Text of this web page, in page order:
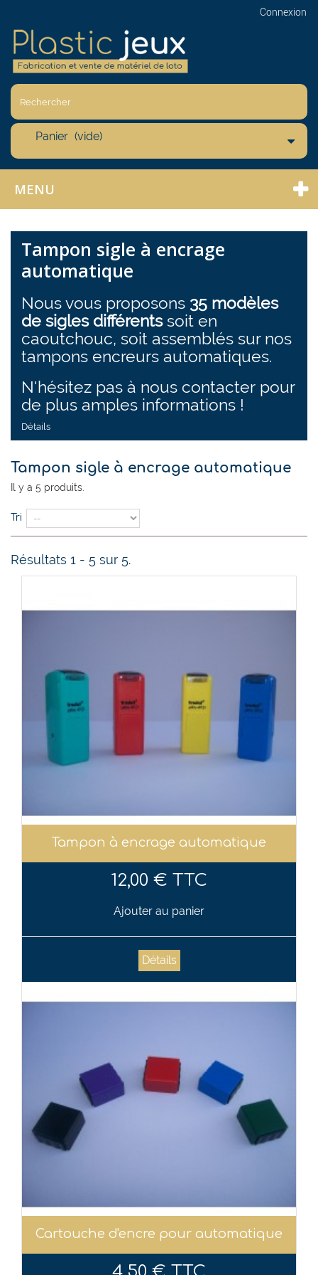
Connexion
Panier (vide)
MENU
Tampon sigle à encrage
automatique
Nous vous proposons 35 modèles
de sigles différents soit en
caoutchouc, soit assemblés sur nos
tampons encreurs automatiques.
N'hésitez pas à nous contacter pour
de plus amples informations !
Détails
Tampon sigle à encrage automatique
Il y a 5 produits.
Tri
Résultats 1 - 5 sur 5.
Tampon à encrage automatique
12,00 € TTC
Ajouter au panier
Détails
Cartouche d'encre pour automatique